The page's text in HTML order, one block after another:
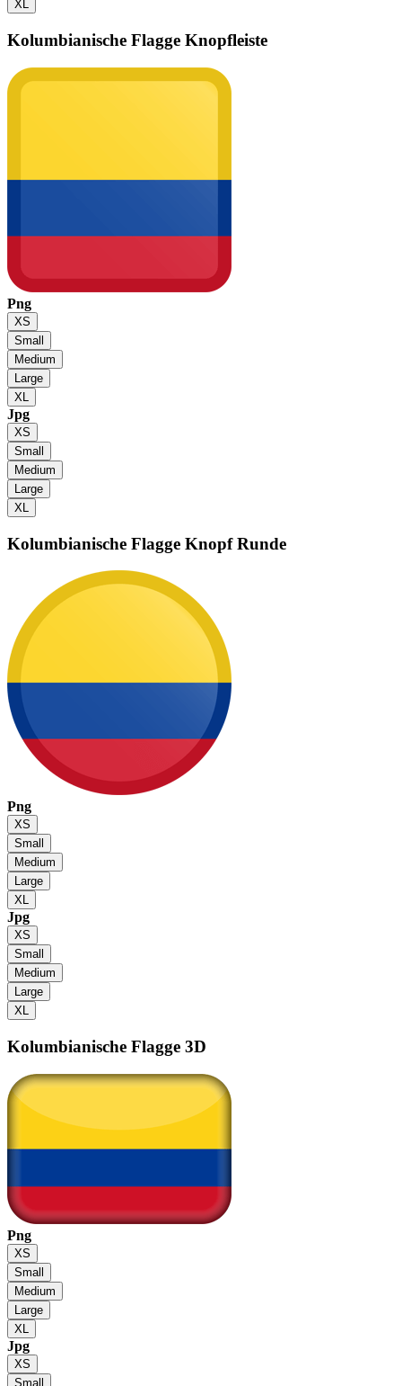
XL
Kolumbianische Flagge Knopfleiste
Png
XS
Small
Medium
Large
XL
Jpg
XS
Small
Medium
Large
XL
Kolumbianische Flagge Knopf Runde
Png
XS
Small
Medium
Large
XL
Jpg
XS
Small
Medium
Large
XL
Kolumbianische Flagge 3D
Png
XS
Small
Medium
Large
XL
Jpg
XS
Small